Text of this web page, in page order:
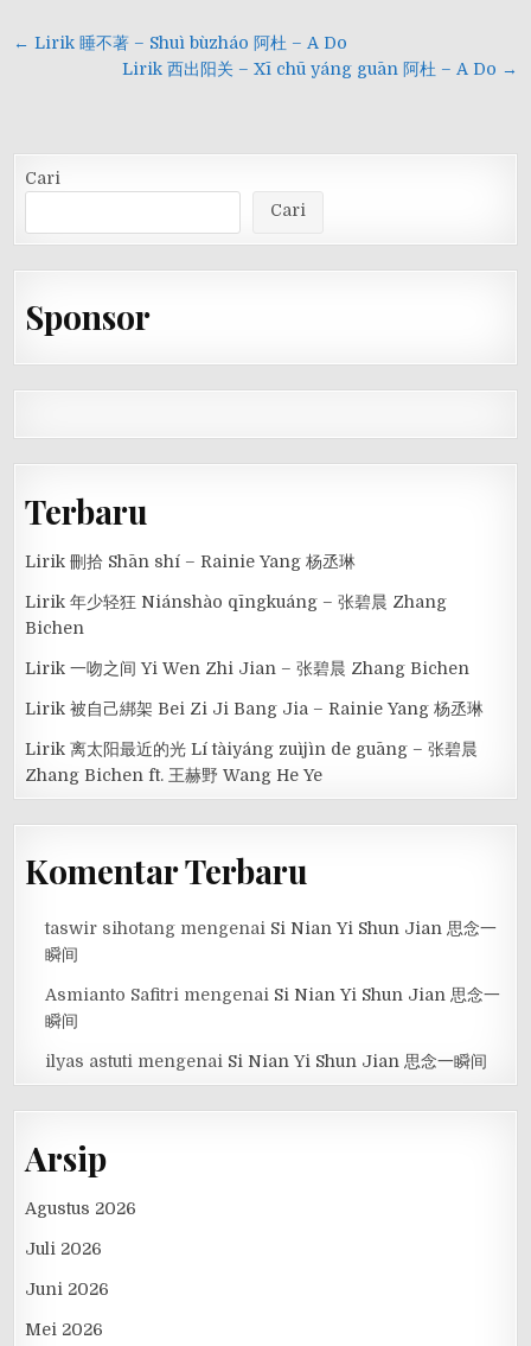
Navigasi
← Lirik 睡不著 – Shuì bùzháo 阿杜 – A Do
Lirik 西出阳关 – Xī chū yáng guān 阿杜 – A Do →
Cari
Cari
Sponsor
Terbaru
Lirik 刪拾 Shān shí – Rainie Yang 杨丞琳
Lirik 年少轻狂 Niánshào qīngkuáng – 张碧晨 Zhang
Bichen
Lirik 一吻之间 Yi Wen Zhi Jian – 张碧晨 Zhang Bichen
Lirik 被自己綁架 Bei Zi Ji Bang Jia – Rainie Yang 杨丞琳
Lirik 离太阳最近的光 Lí tàiyáng zuìjìn de guāng – 张碧晨
Zhang Bichen ft. 王赫野 Wang He Ye
Komentar Terbaru
taswir sihotang mengenai Si Nian Yi Shun Jian 思念一
瞬间
Asmianto Safitri mengenai Si Nian Yi Shun Jian 思念一
瞬间
ilyas astuti mengenai Si Nian Yi Shun Jian 思念一瞬间
Arsip
Agustus 2026
Juli 2026
Juni 2026
Mei 2026